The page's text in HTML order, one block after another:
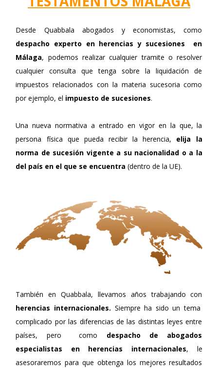
Desde Quabbala abogados y economistas, como
despacho experto en herencias y sucesiones en
Málaga, podemos realizar cualquier tramite o resolver
cualquier consulta que tenga sobre la liquidación de
impuestos relacionados con la materia sucesoria como
por ejemplo, el impuesto de sucesiones.
Una nueva normativa a entrado en vigor en la que, la
persona física que pueda recibir la herencia, elija la
norma de sucesión vigente a su nacionalidad o a la
del país en el que se encuentra (dentro de la UE).
También en Quabbala, llevamos años trabajando con
herencias internacionales. Siempre ha sido un tema
complicado por las diferencias de las distintas leyes entre
países, pero como despacho de abogados
especialistas en herencias internacionales, le
asesoraremos para que obtenga los mejores resultados